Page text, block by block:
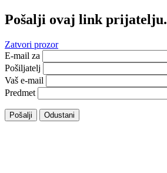
Pošalji ovaj link prijatelju.
Zatvori prozor
E-mail za
Pošiljatelj
Vaš e-mail
Predmet
Pošalji Odustani